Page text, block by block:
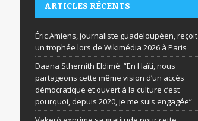
ARTICLES RÉCENTS
Éric Amiens, journaliste guadeloupéen, reçoit
un trophée lors de Wikimédia 2026 à Paris
Daana Sthernith Eldimé: “En Haïti, nous
partageons cette même vision d’un accès
démocratique et ouvert à la culture c’est
pourquoi, depuis 2020, je me suis engagée”